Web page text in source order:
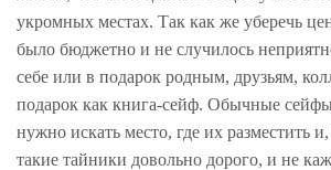
укромных местах. Так как же уберечь
было бюджетно и не случилось
себе или в подарок родным, друзьям,
подарок как книга-сейф. Обычные
нужно искать место, где их разместить
такие тайники довольно дорого, и не